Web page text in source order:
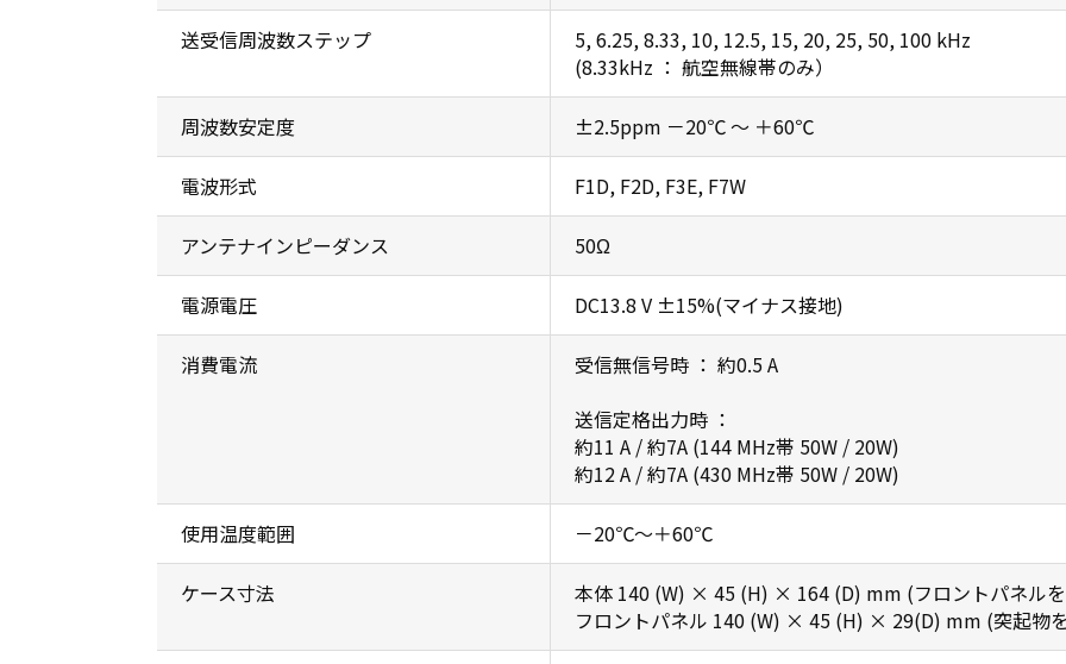
送受信周波数ステップ
5, 6.25, 8.33, 10, 12.5, 15, 20, 25, 50, 100 kHz
(8.33kHz ： 航空無線帯のみ）
周波数安定度 ±2.5ppm －20℃ ～ ＋60℃
電波形式 F1D, F2D, F3E, F7W
アンテナインピーダンス 50Ω
電源電圧 DC13.8 V ±15%(マイナス接地)
消費電流
受信無信号時 ： 約0.5 A
送信定格出力時 ：
約11 A / 約7A (144 MHz帯 50W / 20W)
約12 A / 約7A (430 MHz帯 50W / 20W)
使用温度範囲 －20℃～＋60℃
ケース寸法
本体 140 (W) × 45 (H) × 164 (D) mm (フロントパネル
フロントパネル 140 (W) × 45 (H) × 29(D) mm (突起物